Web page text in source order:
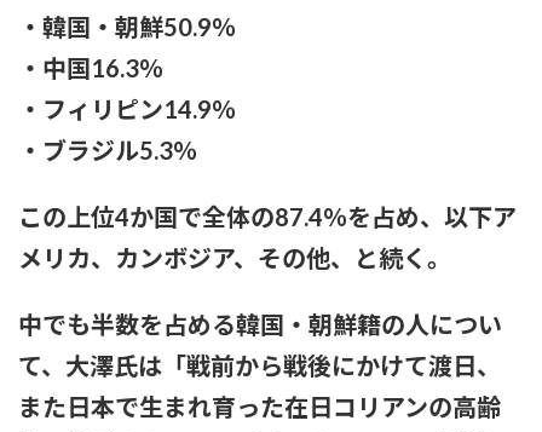
【結論】やっぱロリ巨乳キャラが1番抜ける
【いろいろと？】ミルクボーイ「ある人」からの謝罪に他にい
本日の｢FNS歌謡祭｣のタイムテーブルがコチラ！！！【乃木坂
【苦言】あいみょん、「私が乳出してるみたいな画像…AIや
で、きもすぎ」一力両断
・韓国・朝鮮50.9％
・中国16.3％
・フィリピン14.9％
・ブラジル5.3％
この上位4か国で全体の87.4％を占め、以下ア
メリカ、カンボジア、その他、と続く。
中でも半数を占める韓国・朝鮮籍の人につい
て、大澤氏は「戦前から戦後にかけて渡日、
また日本で生まれ育った在日コリアンの高齢